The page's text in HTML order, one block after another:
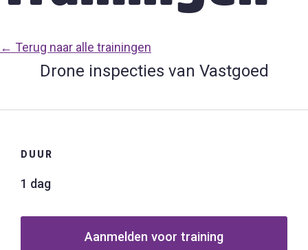
← Terug naar alle trainingen
Drone inspecties van Vastgoed
DUUR
1 dag
Aanmelden voor training